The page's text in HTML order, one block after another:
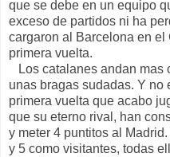
que se debe en un equipo
exceso de partidos ni ha
cargaron al Barcelona en
primera vuelta.
Los catalanes andan mas
unas bragas sudadas. Y no
primera vuelta que acabo
que su eterno rival, han
y meter 4 puntitos al
y 5 como visitantes, todas